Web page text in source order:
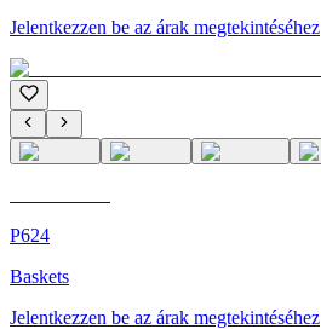
Jelentkezzen be az árak megtekintéséhez
P624
Baskets
Jelentkezzen be az árak megtekintéséhez